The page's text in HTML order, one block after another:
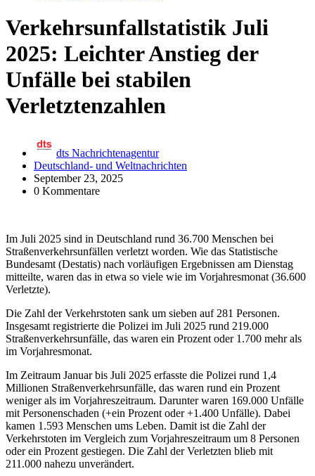
Verkehrsunfallstatistik Juli
2025: Leichter Anstieg der
Unfälle bei stabilen
Verletztenzahlen
dts Nachrichtenagentur
Deutschland- und Weltnachrichten
September 23, 2025
0 Kommentare
Im Juli 2025 sind in Deutschland rund 36.700 Menschen bei
Straßenverkehrsunfällen verletzt worden. Wie das Statistische
Bundesamt (Destatis) nach vorläufigen Ergebnissen am Dienstag
mitteilte, waren das in etwa so viele wie im Vorjahresmonat (36.600
Verletzte).
Die Zahl der Verkehrstoten sank um sieben auf 281 Personen.
Insgesamt registrierte die Polizei im Juli 2025 rund 219.000
Straßenverkehrsunfälle, das waren ein Prozent oder 1.700 mehr als
im Vorjahresmonat.
Im Zeitraum Januar bis Juli 2025 erfasste die Polizei rund 1,4
Millionen Straßenverkehrsunfälle, das waren rund ein Prozent
weniger als im Vorjahreszeitraum. Darunter waren 169.000 Unfälle
mit Personenschaden (+ein Prozent oder +1.400 Unfälle). Dabei
kamen 1.593 Menschen ums Leben. Damit ist die Zahl der
Verkehrstoten im Vergleich zum Vorjahreszeitraum um 8 Personen
oder ein Prozent gestiegen. Die Zahl der Verletzten blieb mit
211.000 nahezu unverändert.